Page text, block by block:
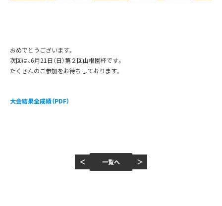
おめでとうございます。
次回は、6月21日（日）第２回山根園杯です。
たくさんのご参加をお待ちしております。
大会結果全成績（PDF）
＜ 一覧へ ＞